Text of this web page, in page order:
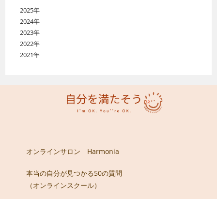
2025年
2024年
2023年
2022年
2021年
オンラインサロン Harmonia
本当の自分が見つかる50の質問
（オンラインスクール）